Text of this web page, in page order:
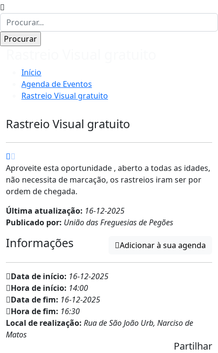
Início
Agenda de Eventos
Rastreio Visual gratuito
Rastreio Visual gratuito
Aproveite esta oportunidade , aberto a todas as idades,
não necessita de marcação, os rastreios iram ser por
ordem de chegada.
Última atualização: 16-12-2025
Publicado por: União das Freguesias de Pegões
Informações Adicionar à sua agenda
Data de início: 16-12-2025
Hora de início: 14:00
Data de fim: 16-12-2025
Hora de fim: 16:30
Local de realização: Rua de São João Urb, Narciso de
Matos
Partilhar